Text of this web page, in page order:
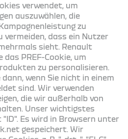
verwendet, um
auszuwählen, die
zu
vermeiden, dass ein Nutzer
sieht. Renault
PREF-Cookie, um
zu personalisieren.
wenn Sie nicht in einem
sind. Wir verwenden
die wir außerhalb von
Unser wichtigstes
"ID". Es wird in Browsern unter
gespeichert. Wir